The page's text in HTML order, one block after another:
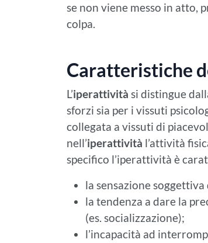
se non viene messo in atto,
colpa.
Caratteristiche
L’iperattività si distingue
sforzi sia per i vissuti
collegata a vissuti di
nell’iperattività l’attività
specifico l’iperattività è
la sensazione
la tendenza a dare la
(es. socializzazione);
l’incapacità ad